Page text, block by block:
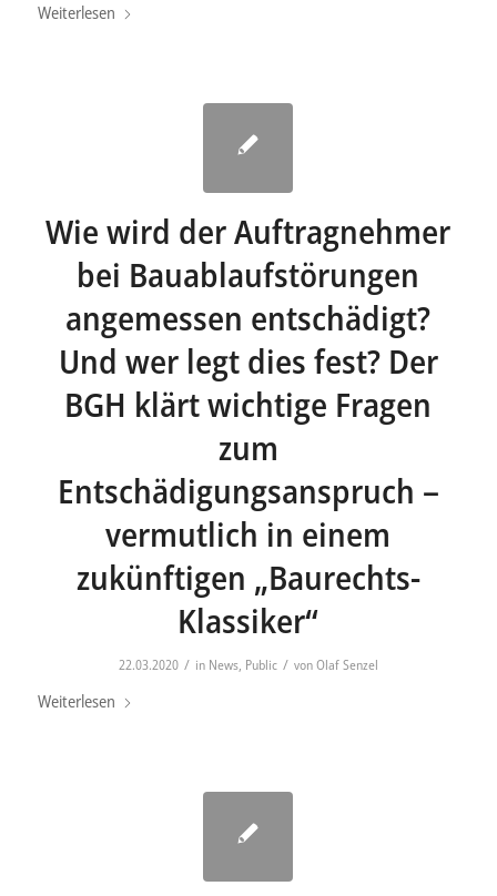
Weiterlesen
Wie wird der Auftragnehmer
bei Bauablaufstörungen
angemessen entschädigt?
Und wer legt dies fest? Der
BGH klärt wichtige Fragen
zum
Entschädigungsanspruch –
vermutlich in einem
zukünftigen „Baurechts-
Klassiker“
22.03.2020 / in News, Public / vonOlaf Senzel
Weiterlesen